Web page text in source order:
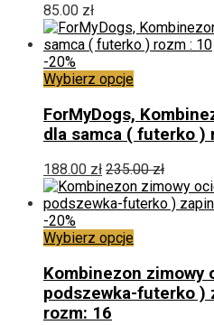
Opcje
można
wybrać
na
stronie
produktu
85.00 zł
-20%
Wybierz opcjeTen
ma
wiele
wariantów.
Opcje
można
wybrać
na
stronie
produktu
ForMyDogs,
dla samca ( futerko )
188.00 zł 235.00zł
-20%
Wybierz opcjeTen
ma
wiele
wariantów.
Kombinezon zimowy
podszewka-futerko )
rozm: 16